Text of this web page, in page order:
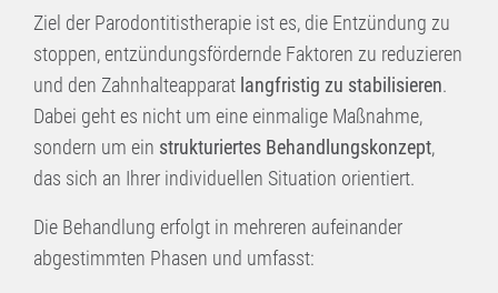
Ziel der Parodontitistherapie ist es, die Entzündung zu
stoppen, entzündungsfördernde Faktoren zu reduzieren
und den Zahnhalteapparat langfristig zu stabilisieren.
Dabei geht es nicht um eine einmalige Maßnahme,
sondern um ein strukturiertes Behandlungskonzept,
das sich an Ihrer individuellen Situation orientiert.
Die Behandlung erfolgt in mehreren aufeinander
abgestimmten Phasen und umfasst: